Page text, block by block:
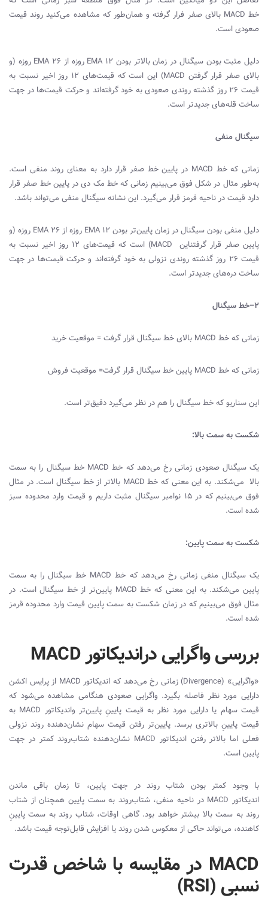
خط MACD بالای صفر فرار گرفته و همان‌طور که مشاهده می‌کنید روند قیمت
صعودی است.
دلیل مثبت بودن سیگنال در زمان بالاتر بودن EMA 12 روزه از EMA 26 روزه (و
بالای صفر قرار گرفتن MACD
) این است که قیمت‌های ۱۲ روز اخیر نسبت به
قیمت ۲۶ روز گذشته روندی صعودی به خود گرفته‌اند و حرکت قیمت‌ها در جهت
ساخت قله‌های جدیدتر است.
سیگنال منفی
زمانی که خط MACD در پایین خط صفر قرار دارد به معنای روند منفی است.
به‌طور مثال در شکل فوق می‌بینیم زمانی که خط مک دی در پایین خط صفر قرار
دارد قیمت در ناحیه قرمز قرار می‌گیرد. این نشانه سیگنال منفی می‌تواند باشد.
دلیل منفی بودن سیگنال در زمان پایین‌تر بودن EMA 12 روزه از EMA 26 روزه (و
پایین صفر قرار گرفتناین MACD
) است که قیمت‌های ۱۲ روز اخیر نسبت به
قیمت ۲۶ روز گذشته روندی نزولی به خود گرفته‌اند و حرکت قیمت‌ها در جهت
ساخت دره‌های جدیدتر است.
۲–خط سیگنال
زمانی که خط MACD بالای خط سیگنال قرار گرفت = موقعیت خرید
زمانی که خط MACD پایین خط سیگنال قرار گرفت= موقعیت فروش
این سناریو که خط سیگنال را هم در نظر می‌گیرد دقیق‌تر است.
شکست به سمت بالا:
یک سیگنال صعودی زمانی رخ می‌دهد که خط MACD خط سیگنال را به سمت
بالا می‌شکند. به این معنی که خط MACD بالاتر از خط سیگنال است. در مثال
فوق می‌بینیم که در ۱۵ نوامبر سیگنال مثبت داریم و قیمت وارد محدوده سبز
شده است.
شکست به سمت پایین:
یک سیگنال منفی زمانی رخ می‌دهد که خط MACD خط سیگنال را به سمت
پایین می‌شکند. به این معنی که خط MACD پایین‌تر از خط سیگنال است. در
مثال فوق می‌بینیم که در زمان شکست به سمت پایین قیمت وارد محدوده قرمز
شده است.
بررسی واگرایی در‌اندیکاتور MACD
«واگرایی» (Divergence) زمانی رخ می‌دهد که‌ اندیکاتور MACD از پرایس اکشن
دارایی مورد نظر فاصله بگیرد. واگرایی صعودی هنگامی مشاهده می‌شود که
قیمت سهام یا دارایی مورد نظر به قیمت پایینِ پایین‌تر و‌اندیکاتور MACD به
قیمت پایینِ بالاتری برسد. پایین‌تر رفتن قیمت سهام نشان‌دهنده روند نزولی
فعلی اما بالاتر رفتن‌ اندیکاتور MACD نشان‌دهنده شتاب‌روند کمتر در جهت
پایین است.
با وجود کمتر بودن شتاب روند در جهت پایین، تا زمان باقی ماندن‌
اندیکاتور MACD در ناحیه منفی، شتاب‌روند به سمت پایین همچنان از شتاب
روند به سمت بالا بیشتر خواهد بود. گاهی اوقات، شتاب روند به سمت پایینِ
کاهنده، می‌تواند حاکی از معکوس شدن روند یا افزایش قابل‌توجه قیمت باشد.
MACD در مقایسه با شاخص قدرت
نسبی (RSI)